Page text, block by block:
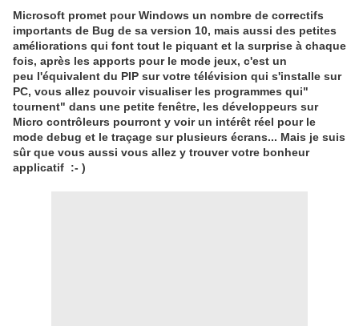
Microsoft promet pour Windows un nombre de correctifs
importants de Bug de sa version 10, mais aussi des petites
améliorations qui font tout le piquant et la surprise à chaque
fois, après les apports pour le mode jeux, c'est un
peu l'équivalent du PIP sur votre télévision qui s'installe sur
PC, vous allez pouvoir visualiser les programmes qui"
tournent" dans une petite fenêtre, les développeurs sur
Micro contrôleurs pourront y voir un intérêt réel pour le
mode debug et le traçage sur plusieurs écrans... Mais je suis
sûr que vous aussi vous allez y trouver votre bonheur
applicatif :- )